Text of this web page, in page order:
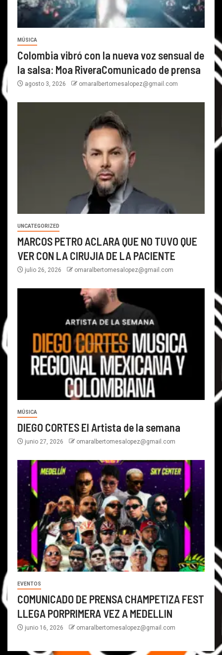
MÚSICA
Colombia vibró con la nueva voz sensual de
la salsa: Moa RiveraComunicado de prensa
agosto 3, 2026 omaralbertomesalopez@gmail.com
UNCATEGORIZED
MARCOS PETRO ACLARA QUE NO TUVO QUE
VER CON LA CIRUJIA DE LA PACIENTE
julio 26, 2026 omaralbertomesalopez@gmail.com
MÚSICA
DIEGO CORTES El Artista de la semana
junio 27, 2026 omaralbertomesalopez@gmail.com
EVENTOS
COMUNICADO DE PRENSA CHAMPETIZA FEST
LLEGA PORPRIMERA VEZ A MEDELLIN
junio 16, 2026 omaralbertomesalopez@gmail.com